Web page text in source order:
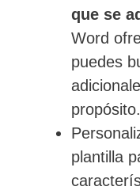
que se
Word
puedes
propósito.
plantilla